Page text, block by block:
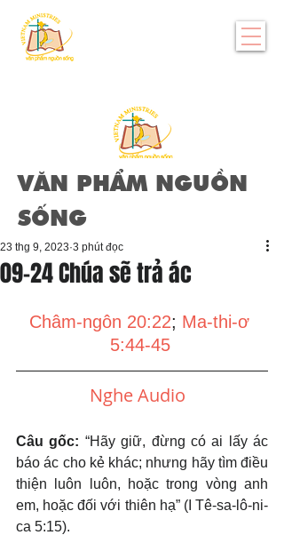
VĂN PHẨM NGUỒN
SỐNG
09-24 Chúa sẽ trả ác
23 thg 9, 2023 3 phút đọc
Châm-ngôn 20:22; Ma-thi-ơ
5:44-45
Nghe Audio
Câu gốc: “Hãy giữ, đừng có ai lấy ác
báo ác cho kẻ khác; nhưng hãy tìm điều
thiện luôn luôn, hoặc trong vòng anh
em, hoặc đối với thiên hạ” (I Tê-sa-lô-ni-
ca 5:15).